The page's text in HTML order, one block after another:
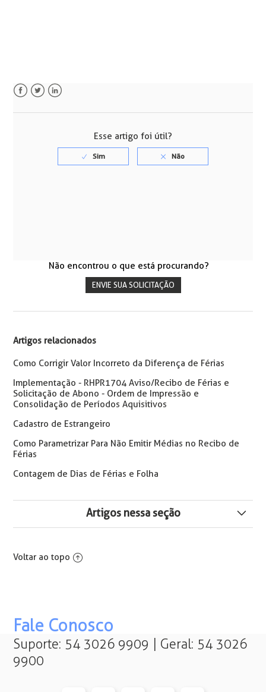
Esse artigo foi útil?
Não encontrou o que está procurando?
ENVIE SUA SOLICITAÇÃO
Artigos relacionados
Como Corrigir Valor Incorreto da Diferença de Férias
Implementação - RHPR1704 Aviso/Recibo de Férias e
Solicitação de Abono - Ordem de Impressão e
Consolidação de Períodos Aquisitivos
Cadastro de Estrangeiro
Como Parametrizar Para Não Emitir Médias no Recibo de
Férias
Contagem de Dias de Férias e Folha
Artigos nessa seção
Detalhe de Afastamento em Excel
Diferenças Relatório 1995 – Comprovante de
Rendimentos eSocial 2026
Como enviar relatório 1995 por e-mail
Voltar ao topo
Fale Conosco
Suporte: 54 3026 9909 | Geral: 54 3026
9900